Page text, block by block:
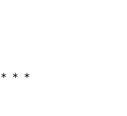
＊＊